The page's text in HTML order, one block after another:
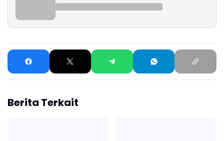
Berita Terkait